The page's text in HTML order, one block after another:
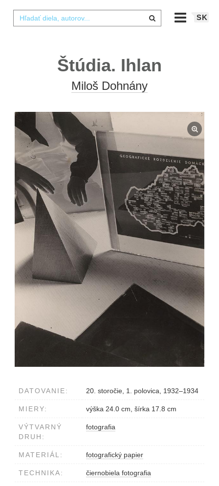
SK
Štúdia. Ihlan
Miloš Dohnány
DATOVANIE: 20. storočie, 1. polovica, 1932–1934
MIERY: výška 24.0 cm, šírka 17.8 cm
VÝTVARNÝ
DRUH:
fotografia
MATERIÁL: fotografický papier
TECHNIKA: čiernobiela fotografia